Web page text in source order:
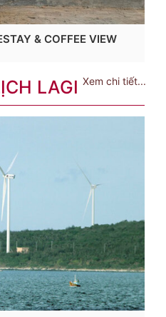
& COFFEE VIEW
Xem chi tiết...
LAGI